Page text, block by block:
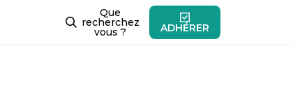
Que
recherchez
vous ? ADHÉRER